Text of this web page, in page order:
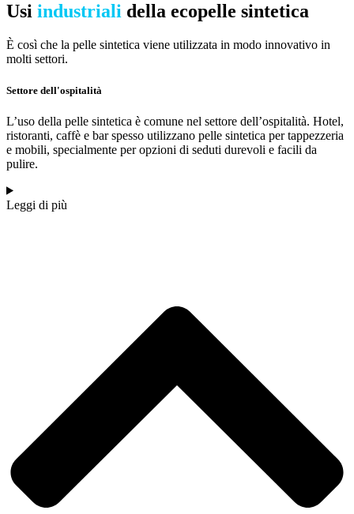
Usi industriali della ecopelle sintetica
È così che la pelle sintetica viene utilizzata in modo innovativo in
molti settori.
Settore dell'ospitalità
L’uso della pelle sintetica è comune nel settore dell’ospitalità. Hotel,
ristoranti, caffè e bar spesso utilizzano pelle sintetica per tappezzeria
e mobili, specialmente per opzioni di seduti durevoli e facili da
pulire.
Leggi di più